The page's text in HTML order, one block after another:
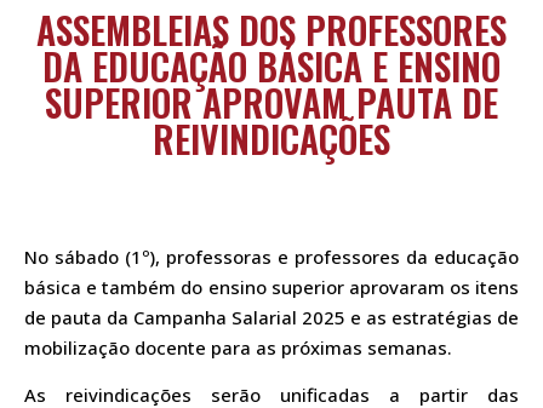
ASSEMBLEIAS DOS PROFESSORES
DA EDUCAÇÃO BÁSICA E ENSINO
SUPERIOR APROVAM PAUTA DE
REIVINDICAÇÕES
No sábado (1º), professoras e professores da educação
básica e também do ensino superior aprovaram os itens
de pauta da Campanha Salarial 2025 e as estratégias de
mobilização docente para as próximas semanas.
As reivindicações serão unificadas a partir das